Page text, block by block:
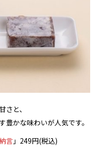
さと、
かな味わいが人気です。
言 」 249円(税込)